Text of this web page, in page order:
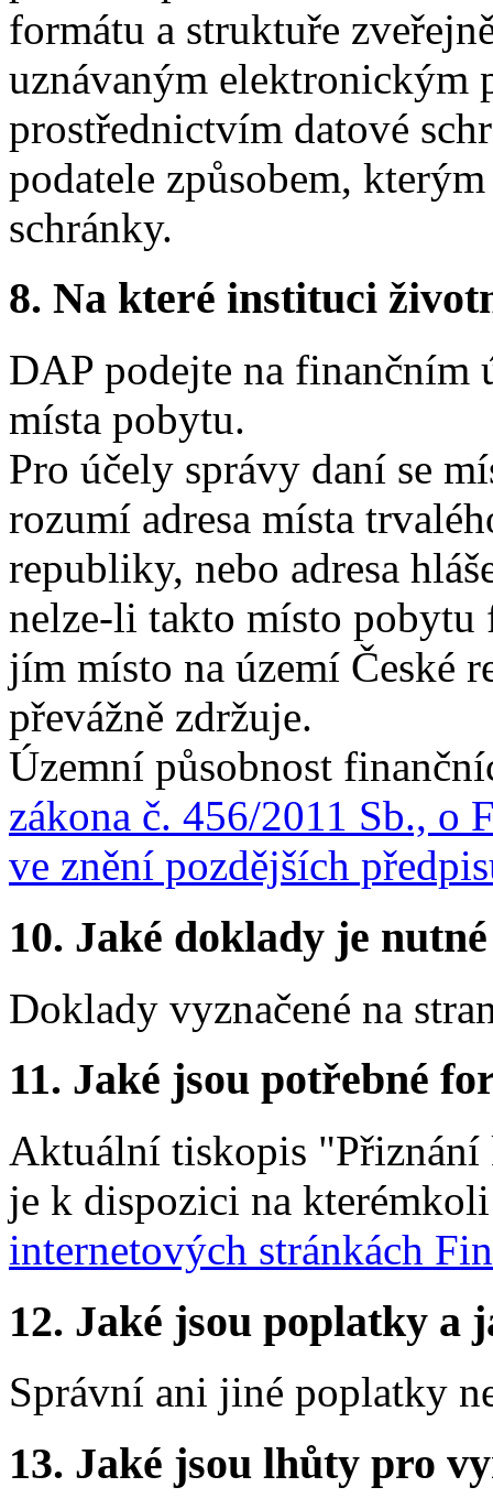
formátu a struktuře
uznávaným elektronickým
prostřednictvím datové
podatele způsobem,
schránky.
8. Na které instituci
DAP podejte na finančním
místa pobytu.
Pro účely správy daní se
rozumí adresa místa
republiky, nebo adresa
nelze-li takto místo
jím místo na území České
převážně zdržuje.
Územní působnost
zákona č. 456/2011 Sb., o
ve znění pozdějších
10. Jaké doklady je
Doklady vyznačené na
11. Jaké jsou potřebné
Aktuální tiskopis
je k dispozici na
internetových stránkách
12. Jaké jsou poplatky a
Správní ani jiné poplatky
13. Jaké jsou lhůty pro